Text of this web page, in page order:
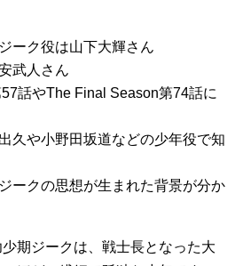
ーク役は山下大輝さん
武人さん
話やThe Final Season第74話に
久や小野田坂道などの少年役で知
ークの思想が生まれた背景が分か
期ジークは、戦士長となった大